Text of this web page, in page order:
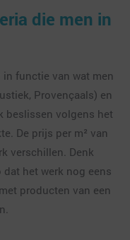
die men in
functie van wat men
Provençaals) en
beslissen volgens het
De prijs per m² van
verschillen. Denk
het werk nog eens
producten van een